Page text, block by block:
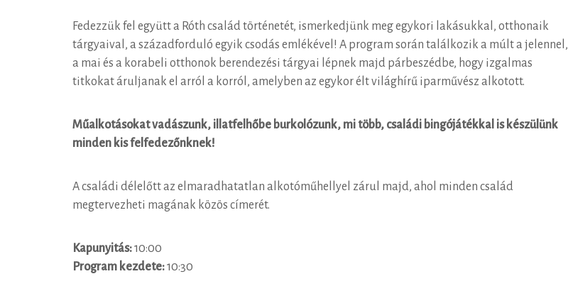
Fedezzük fel együtt a Róth család történetét, ismerkedjünk meg egykori lakásukkal, otthonaik
tárgyaival, a századforduló egyik csodás emlékével! A program során találkozik a múlt a jelennel,
a mai és a korabeli otthonok berendezési tárgyai lépnek majd párbeszédbe, hogy izgalmas
titkokat áruljanak el arról a korról, amelyben az egykor élt világhírű iparművész alkotott.
Műalkotásokat vadászunk, illatfelhőbe burkolózunk, mi több, családi bingójátékkal is készülünk
minden kis felfedezőnknek!
A családi délelőtt az elmaradhatatlan alkotóműhellyel zárul majd, ahol minden család
megtervezheti magának közös címerét.
Kapunyitás:10:00
Program kezdete:10:30